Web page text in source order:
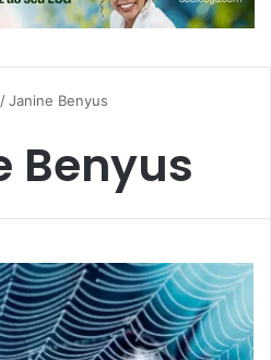
/Janine Benyus
Benyus